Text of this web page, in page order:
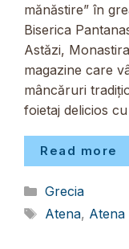
mănăstire” în
Biserica
Astăzi,
magazine care
mâncăruri
foietaj delicios
Read more
Categorii
Grecia
Etichete
Atena, Atena